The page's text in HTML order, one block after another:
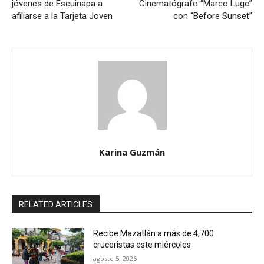
jóvenes de Escuinapa a
afiliarse a la Tarjeta Joven
Cinematógrafo “Marco Lugo”
con “Before Sunset”
Karina Guzmán
RELATED ARTICLES
Recibe Mazatlán a más de 4,700
cruceristas este miércoles
agosto 5, 2026